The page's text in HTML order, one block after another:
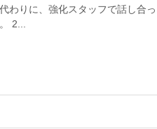
わりに、強化スタッフで話し合っ
2...